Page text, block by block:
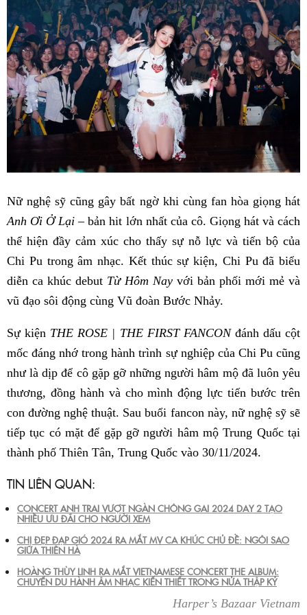
Nữ nghệ sỹ cũng gây bất ngờ khi cùng fan hòa giọng hát
Anh Ơi Ở Lại – bản hit lớn nhất của cô. Giọng hát và cách
thể hiện đầy cảm xúc cho thấy sự nỗ lực và tiến bộ của
Chi Pu trong âm nhạc. Kết thúc sự kiện, Chi Pu đã biểu
diễn ca khúc debut Từ Hôm Nay với bản phối mới mẻ và
vũ đạo sôi động cùng Vũ đoàn Bước Nhảy.
Sự kiện THE ROSE | THE FIRST FANCONđánh dấu cột
mốc đáng nhớ trong hành trình sự nghiệp của Chi Pu cũng
như là dịp để cô gặp gỡ những người hâm mộ đã luôn yêu
thương, đồng hành và cho mình động lực tiến bước trên
con đường nghệ thuật. Sau buổi fancon này, nữ nghệ sỹ sẽ
tiếp tục có mặt để gặp gỡ người hâm mộ Trung Quốc tại
thành phố Thiên Tân, Trung Quốc vào 30/11/2024.
TIN LIÊN QUAN:
CONCERT ANH TRAI VƯỢT NGÀN CHÔNG GAI 2024 DAY 2 TẠO
NHIỀU ƯU ĐÃI CHO NGƯỜI XEM
CHỊ ĐẸP ĐẠP GIÓ 2024 RA MẮT MV CA KHÚC CHỦ ĐỀ: NGÔI SAO
GIỮA THIÊN HÀ
HOÀNG THÙY LINH RA MẮT VIETNAMESE CONCERT THE ALBUM:
CHUYẾN DU HÀNH ÂM NHẠC KIẾN THIẾT TRONG NỬA THẬP KỶ
Harper’s Bazaar Vietnam